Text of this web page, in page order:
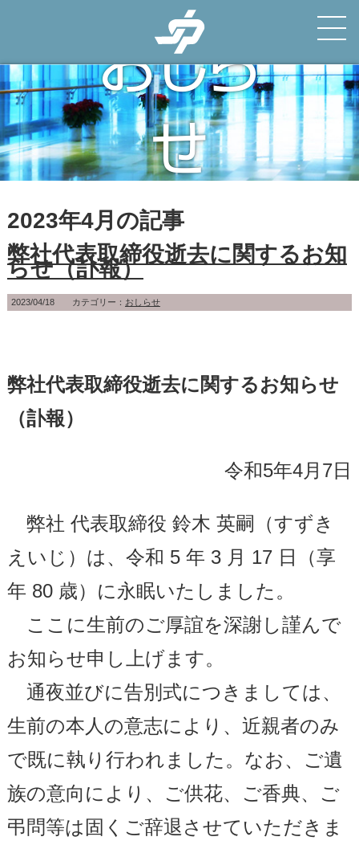
おしら
せ
News
2023年4月の記事
弊社代表取締役逝去に関するお知
らせ（訃報）
2023/04/18 カテゴリー： おしらせ
弊社代表取締役逝去に関するお知らせ
（訃報）
令和5年4月7日
弊社 代表取締役 鈴木 英嗣（すずき
えいじ）は、令和 5 年 3 月 17 日（享
年 80 歳）に永眠いたしました。
ここに生前のご厚誼を深謝し謹んで
お知らせ申し上げます。
通夜並びに告別式につきましては、
生前の本人の意志により、近親者のみ
で既に執り行われました。なお、ご遺
族の意向により、ご供花、ご香典、ご
弔問等は固くご辞退させていただきま